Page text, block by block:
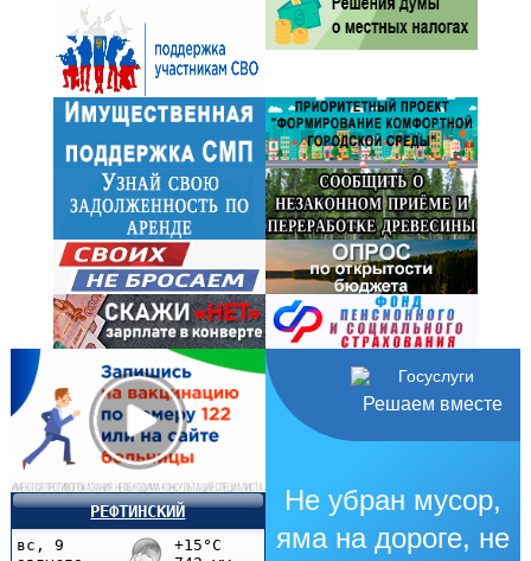
Решаем вместе
Не убран мусор,
яма на дороге, не
РЕФТИНСКИЙ